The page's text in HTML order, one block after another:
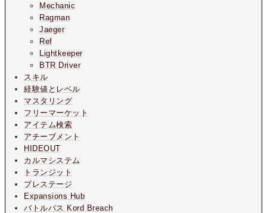
Mechanic
Ragman
Jaeger
Ref
Lightkeeper
BTR Driver
スキル
経験値とレベル
マスタリング
フリーマーケット
アイテム検索
アチーブメント
HIDEOUT
カルマシステム
トランジット
プレステージ
Expansions Hub
バトルパス Kord Breach